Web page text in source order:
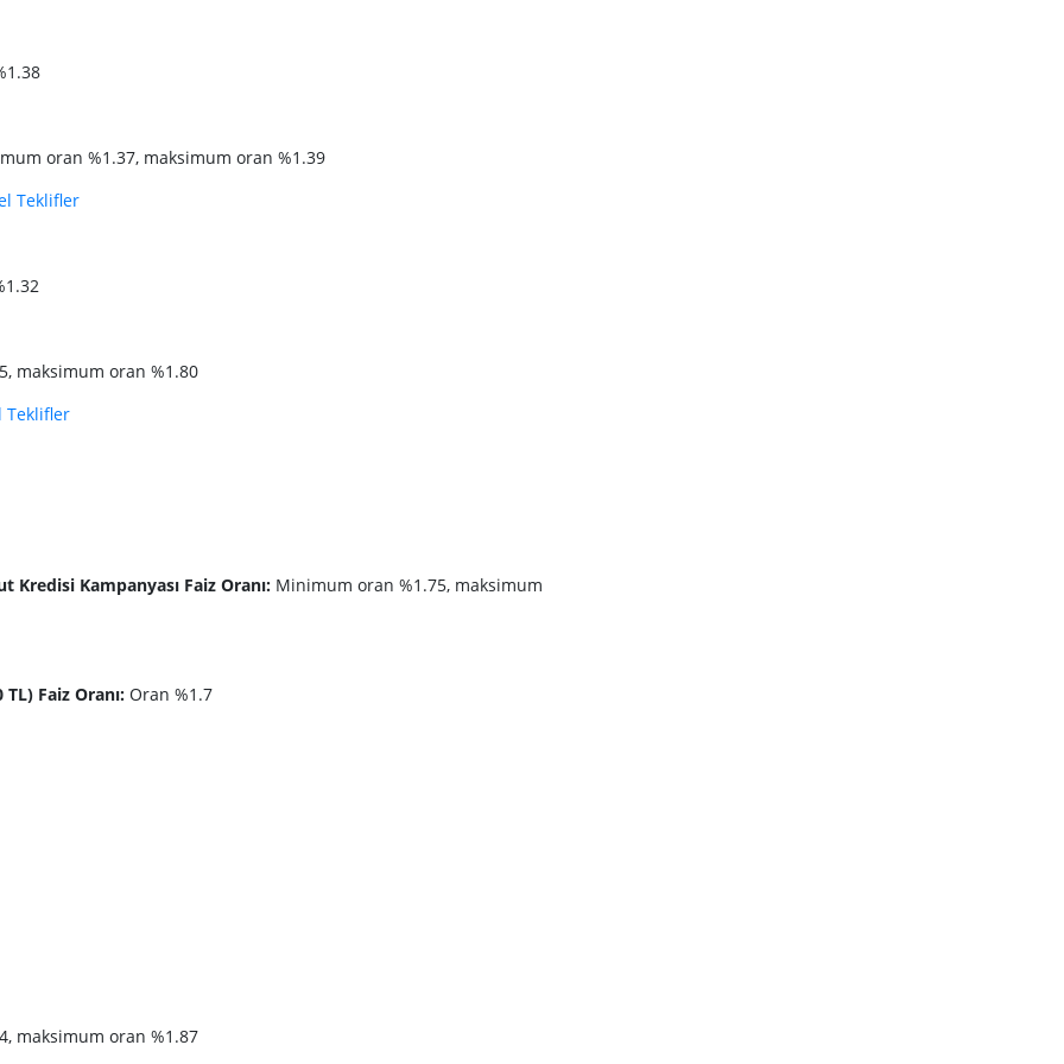
oran %1.37, maksimum oran %1.39
Teklifler
maksimum oran %1.80
Teklifler
Kredisi Kampanyası Faiz Oranı: Minimum oran %1.75, maksimum
Faiz Oranı: Oran %1.7
maksimum oran %1.87